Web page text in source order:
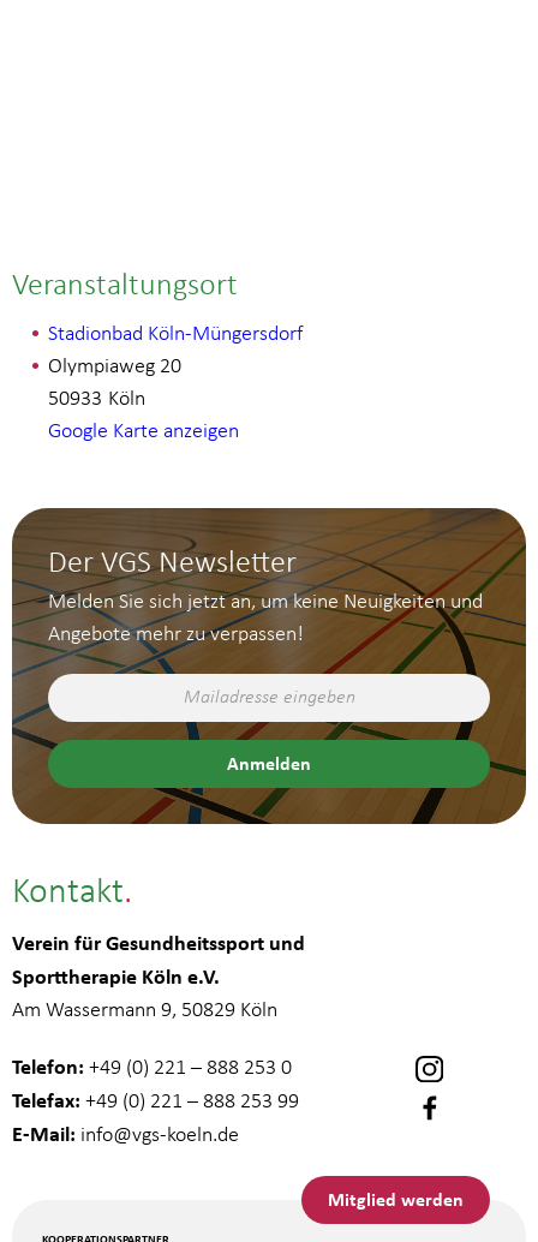
Veranstaltungsort
Stadionbad Köln-Müngersdorf
Olympiaweg 20
Köln
50933
Google Karte anzeigen
Der VGS Newsletter
Melden Sie sich jetzt an, um keine Neuigkeiten und
Angebote mehr zu verpassen!
Kontakt
Verein für Gesundheitssport und
Sporttherapie Köln e.V.
Am Wassermann 9, 50829 Köln
Telefon: +49 (0) 221 – 888 253 0
Telefax: +49 (0) 221 – 888 253 99
E-Mail: info@vgs-koeln.de
Mitglied werden
KOOPERATIONSPARTNER